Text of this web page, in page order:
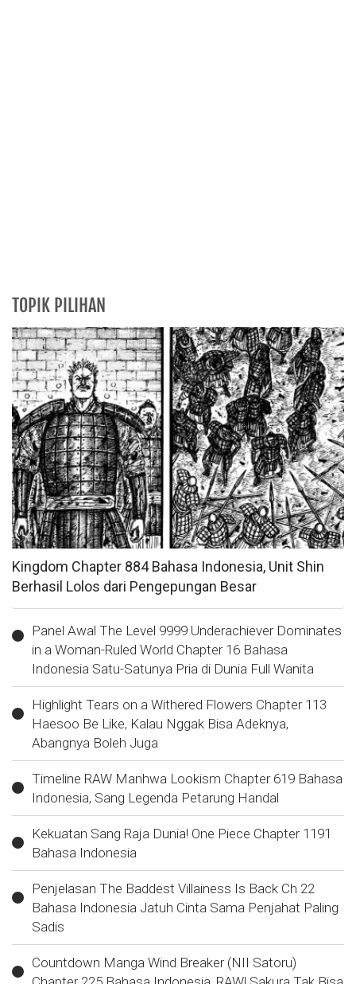
TOPIK PILIHAN
Kingdom Chapter 884 Bahasa Indonesia, Unit Shin
Berhasil Lolos dari Pengepungan Besar
Panel Awal The Level 9999 Underachiever Dominates
in a Woman-Ruled World Chapter 16 Bahasa
Indonesia Satu-Satunya Pria di Dunia Full Wanita
Highlight Tears on a Withered Flowers Chapter 113
Haesoo Be Like, Kalau Nggak Bisa Adeknya,
Abangnya Boleh Juga
Timeline RAW Manhwa Lookism Chapter 619 Bahasa
Indonesia, Sang Legenda Petarung Handal
Kekuatan Sang Raja Dunia! One Piece Chapter 1191
Bahasa Indonesia
Penjelasan The Baddest Villainess Is Back Ch 22
Bahasa Indonesia Jatuh Cinta Sama Penjahat Paling
Sadis
Countdown Manga Wind Breaker (NII Satoru)